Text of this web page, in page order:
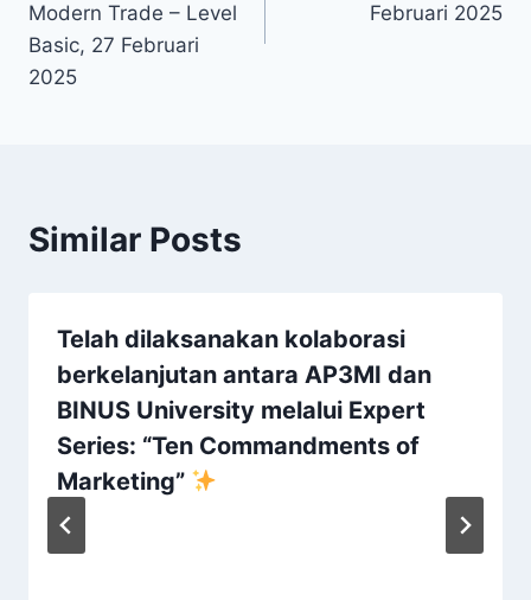
Modern Trade – Level
Basic, 27 Februari
2025
Februari 2025
Similar Posts
Telah dilaksanakan kolaborasi
berkelanjutan antara AP3MI dan
BINUS University melalui Expert
Series: “Ten Commandments of
Marketing”